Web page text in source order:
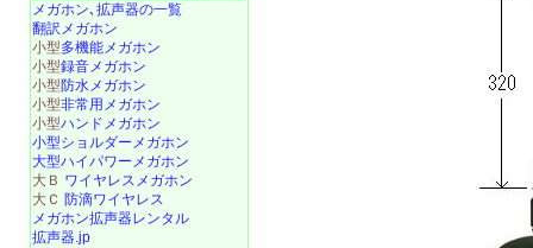
メガホン､拡声器の一覧
翻訳メガホン
小型多機能メガホン
小型録音メガホン
小型防水メガホン
小型非常用メガホン
小型ハンドメガホン
小型ショルダーメガホン
大型ハイパワーメガホン
大Ｂ ワイヤレスメガホン
大Ｃ 防滴ワイヤレス
メガホン拡声器レンタル
拡声器.jp